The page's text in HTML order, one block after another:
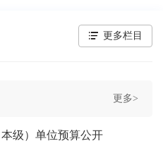
更多栏目
更多>
级）单位预算公开